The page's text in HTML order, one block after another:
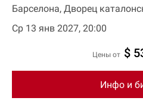
Барселона, Дворец
Ср 13 янв 2027, 20:00
цены от $
Инфо и